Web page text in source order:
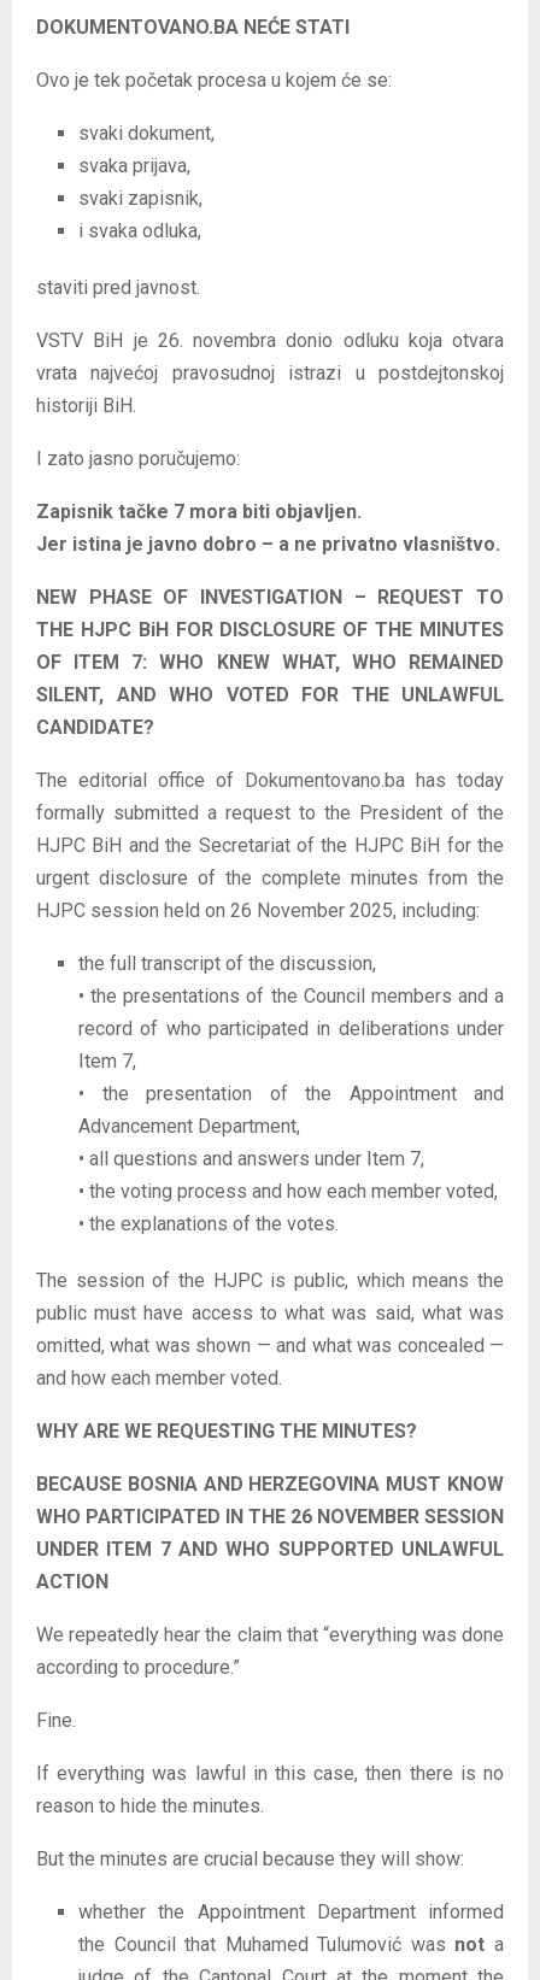
DOKUMENTOVANO.BA NEĆE STATI
Ovo je tek početak procesa u kojem će se:
svaki dokument,
svaka prijava,
svaki zapisnik,
i svaka odluka,
staviti pred javnost.
VSTV BiH je 26. novembra donio odluku koja otvara
vrata najvećoj pravosudnoj istrazi u postdejtonskoj
historiji BiH.
I zato jasno poručujemo:
Zapisnik tačke 7 mora biti objavljen.
Jer istina je javno dobro – a ne privatno vlasništvo.
NEW PHASE OF INVESTIGATION – REQUEST TO
THE HJPC BiH FOR DISCLOSURE OF THE MINUTES
OF ITEM 7: WHO KNEW WHAT, WHO REMAINED
SILENT, AND WHO VOTED FOR THE UNLAWFUL
CANDIDATE?
The editorial office of Dokumentovano.ba has today
formally submitted a request to the President of the
HJPC BiH and the Secretariat of the HJPC BiH for the
urgent disclosure of the complete minutes from the
HJPC session held on 26 November 2025, including:
the full transcript of the discussion,
• the presentations of the Council members and a
record of who participated in deliberations under
Item 7,
• the presentation of the Appointment and
Advancement Department,
• all questions and answers under Item 7,
• the voting process and how each member voted,
• the explanations of the votes.
The session of the HJPC is public, which means the
public must have access to what was said, what was
omitted, what was shown — and what was concealed —
and how each member voted.
WHY ARE WE REQUESTING THE MINUTES?
BECAUSE BOSNIA AND HERZEGOVINA MUST KNOW
WHO PARTICIPATED IN THE 26 NOVEMBER SESSION
UNDER ITEM 7 AND WHO SUPPORTED UNLAWFUL
ACTION
We repeatedly hear the claim that “everything was done
according to procedure.”
Fine.
If everything was lawful in this case, then there is no
reason to hide the minutes.
But the minutes are crucial because they will show:
whether the Appointment Department informed
the Council that Muhamed Tulumović was not a